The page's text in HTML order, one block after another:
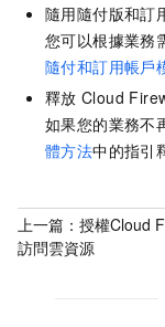
隨用隨付版和訂
您可以根據業務
隨付和訂用帳戶
釋放 Cloud
如果您的業務不
體方法中的指引
上一篇： 授權Cloud
訪問雲資源